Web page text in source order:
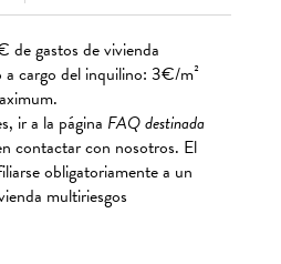
de gastos de vivienda
a cargo del inquilino: 3€/m²
ir a la página FAQ destinada
contactar con nosotros. El
obligatoriamente a un
multiriesgos